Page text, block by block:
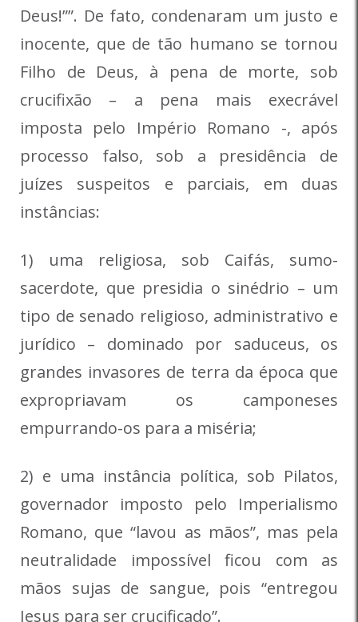
Deus!””. De fato, condenaram um justo e
inocente, que de tão humano se tornou
Filho de Deus, à pena de morte, sob
crucifixão – a pena mais execrável
imposta pelo Império Romano -, após
processo falso, sob a presidência de
juízes suspeitos e parciais, em duas
instâncias:
1) uma religiosa, sob Caifás, sumo-
sacerdote, que presidia o sinédrio – um
tipo de senado religioso, administrativo e
jurídico – dominado por saduceus, os
grandes invasores de terra da época que
expropriavam os camponeses
empurrando-os para a miséria;
2) e uma instância política, sob Pilatos,
governador imposto pelo Imperialismo
Romano, que “lavou as mãos”, mas pela
neutralidade impossível ficou com as
mãos sujas de sangue, pois “entregou
Jesus para ser crucificado”.